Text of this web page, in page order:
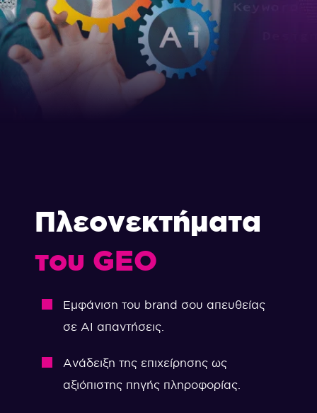
Πλεονεκτήματα
του GEO
Εμφάνιση του brand σου απευθείας
σε AI απαντήσεις.
Ανάδειξη της επιχείρησης ως
αξιόπιστης πηγής πληροφορίας.